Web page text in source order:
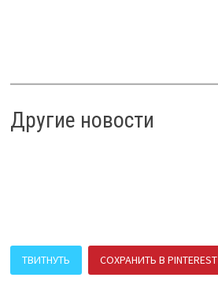
Другие новости
ТВИТНУТЬ СОХРАНИТЬ В PINTEREST